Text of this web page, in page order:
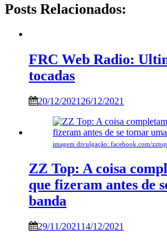
Posts Relacionados:
FRC Web Radio:
tocadas
20/12/2021 26/12/2021
imagem divulgação: facebook.com/zztop
ZZ Top: A coisa
que fizeram antes de
banda
29/11/2021 14/12/2021